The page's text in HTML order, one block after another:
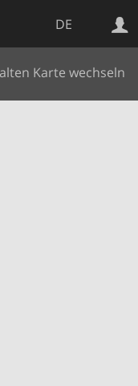
DE
Karte wechseln